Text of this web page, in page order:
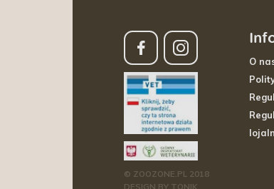
© ZOOZONE.PL 2018
DESIGN BY TONIK
O